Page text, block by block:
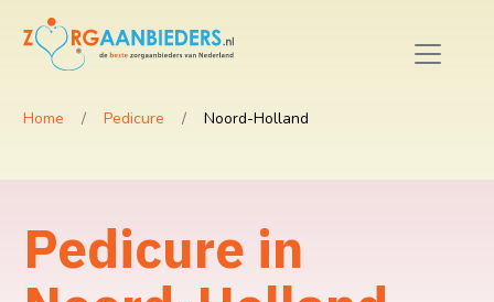
Home Pedicure Noord-Holland
Pedicure in